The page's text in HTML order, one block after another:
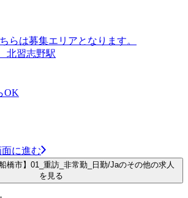
らは募集エリアとなります。
北習志野駅
OK
に進む
橋市】01_重訪_非常勤_日勤/Jaのその他の求人
を見る